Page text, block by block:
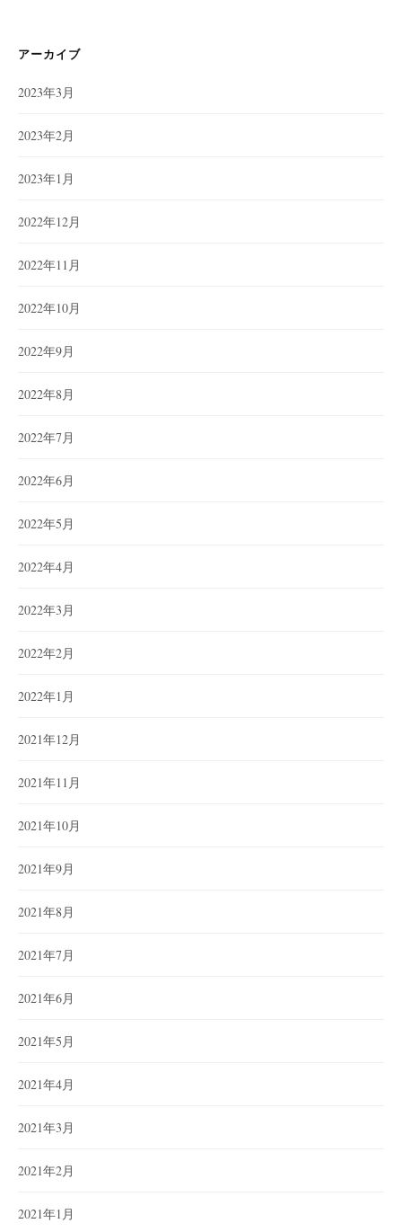
ー
アーカイブ
2023年3月
2023年2月
2023年1月
2022年12月
2022年11月
2022年10月
2022年9月
2022年8月
2022年7月
2022年6月
2022年5月
2022年4月
2022年3月
2022年2月
2022年1月
2021年12月
2021年11月
2021年10月
2021年9月
2021年8月
2021年7月
2021年6月
2021年5月
2021年4月
2021年3月
2021年2月
2021年1月